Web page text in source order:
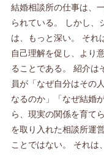
結婚相談所の仕事は、一般に「出会いを提供すること」だと考えられている。 しかし、ショパン・マリアージュが目指すべきものは、もっと深い。 それは、会員の無意識的な恋愛反復を減らし、自己理解を促し、より意識的に人生の伴侶を選べるように支援することである。 紹介はその入口に過ぎない。 本当の価値は、会員が「なぜ自分はその人を好きになるのか」「なぜ関係が苦しくなるのか」「なぜ結婚が近づくと怖くなるのか」を理解しながら、現実の関係を育てられるようになる点にある。 ユング心理学を取り入れた相談所運営は、単に“心理学に詳しい相談所”になることではない。 それは、会員対応の一言一句、プロフィールの一文、お見合いの振り返り、交際中のフォロー、成婚の見極め、そして成婚後の関係維持支援に至るまで、一貫して「人は無意識を抱えながら愛し、選び、怖れ、成長する」という理解を通底させることだ。 本章では、以下の六段階で実務体系を組み立てる。 入会面談 プロフィール設計 お見合い後分析 仮交際支援 真剣交際支援 成婚後フォロー この六つは、単なる業務工程ではない。 それぞれが、会員の無意識の層に異なる形で触れる場面である。 入会面談では“恋愛の原型”が見える。 プロフィールでは“ペルソナ”が現れる。 お見合い後分析では“投影”が動く。 仮交際では“影”が刺激される。 真剣交際では“親密性不安”と“理想の崩れ”が表面化する。 成婚後には“現実生活の中での個性化”が始まる。 つまり結婚相談所の全工程とは、そのままユング心理学的成長過程でもあるのである。 第1章 入会面談 ――婚活の始まりにして、無意識の地図を描く場 入会面談は、会員登録の手続きではない。 それは、その人の恋愛と結婚の構造を知るための最初の扉である。 通常の相談所では、年齢、職業、希望条件、家族構成、婚歴、居住地、喫煙・飲酒、年収などを中心に確認する。もちろんそれらは必要だ。だがショパン・マリアージュに於けるユング恋愛心理学の実務では、それだけでは不十分である。 なぜなら、婚活の成否は、希望条件の適切さだけでは決まらないからだ。 本当に左右するのは、その人がどのような異性像に惹かれやすく、どのような場面で関係を壊しやすく、何を愛と誤認し、何を恐れているのかである。 入会面談の核心は三つある。 第一に、会員が「どんな人を望むか」を聞くこと。 第二に、「なぜその人を望むのか」を聞くこと。 第三に、「その望みがどの過去から来ているのか」を探ること。 ここで重要なのは、問いを深くしすぎて心理カウンセリング化しないことだ。 相談所は治療機関ではない。 しかし同時に、条件確認だけの浅い面談では、後に同じ反復を繰り返す会員を支えきれない。 だからこそ、ショパン・マリアージュの入会面談は、「診断」ではなく「婚活のための自己理解支援」として設計されなければならない。 1. 入会面談の目的 入会面談で明らかにすべきことは、単に条件の幅ではない。 少なくとも次の六点を把握する必要がある。 結婚したい動機 理想の相手像 苦手な相手像 過去の恋愛反復 親密さに対する不安 会員のペルソナと実像の距離 この六点が見えると、その後の紹介戦略も、プロフィール設計も、交際中の助言も、格段に精度が上がる。 2. 実務フロー 入会面談は三層構造で進めるとよい。 第一層 事実確認 年齢、仕事、生活圏、家族構成、結婚歴、希望条件など、相談所運営上の基本情報。 第二層 価値観確認 どういう家庭を望むか、仕事と家庭のバランス、子ども観、生活スタイル、金銭感覚など。 第三層 心理構造確認 どんな人に惹かれてきたか、どこで苦しくなるか、何を求めすぎるか、結婚にどんな怖さがあるか。 ユング的実務は、この第三層を丁寧に扱う点に特徴がある。 3. 面談時の観察ポイント 言葉の内容だけでなく、語り方も重要である。 たとえば、 「優しい人がいいです」と言いながら、過去には冷たい人ばかり選んでいる。 「穏やかな家庭が理想です」と言いながら、刺激的な恋愛にしか反応していない。 「結婚したいです」と言いながら、自由を失う話題になると表情が曇る。 こうしたズレに注意する。 会員の言葉には、意識と無意識の二重奏がある。 カウンセラーは言葉を信じつつ、言葉だけに騙されてはならない。 4. 入会面談での代表的な読み取り類型 類型A 承認追求型 相手から認められることで自分の価値を確認しようとする。 高スペック執着、振り向かない相手への執着、不安定な恋愛に陥りやすい。 類型B 救済型 問題を抱えた相手に惹かれ、自分の価値を“必要とされること”で感じる。 共依存的関係になりやすい。 類型C 理想化型 初期の投影が強く、現実の相手を見る前に運命化する。 急激な高揚と急激な冷却を繰り返しやすい。 類型D 防衛的減点型 傷つく前に相手を切る。 減点方式、完璧主義、瑕疵への過敏さがある。 類型E 自己喪失恐怖型 結婚や親密さが近づくと、自由の喪失や呑み込まれる感覚が強くなる。 真剣交際回避傾向。 類型F ペルソナ過剰型 いい人、できる人、感じのいい人を演じすぎる。 誰と会っても関係が浅く、自分が空っぽになる。 この類型化はラベル貼りのためではない。 その後の支援方針を決めるための仮説である。 5. 入会面談の終わり方 最後に大切なのは、会員に「問題がありますね」と感じさせないことである。 むしろ、婚活の課題が“性格の欠陥”ではなく“自分の愛し方の癖”として理解できるようにする。 たとえば、次のように伝えるとよい。 「これまでのご経験を伺うと、相手を見る目がないというより、安心より少し緊張のある関係に心が動きやすい傾向があるのかもしれません。今後は、条件だけでなく、会った後のご自身の心の静けさも一緒に見ていきましょう」 この一言で、会員は“審査される側”ではなく、“一緒に構造を解きほぐしていく相手”になる。 第2章 プロフィール設計 ――ペルソナを整えつつ、実在の人格をにじませる技術 婚活プロフィールは、単なる紹介文ではない。 それは、その人のペルソナが最初に可視化される場所である。 ユングのいうペルソナとは、社会に向けた役割人格であり、社会生活において必要不可欠な仮面である。婚活プロフィールもまた、一定のペルソナを必要とする。礼儀、誠実さ、安定感、清潔感、真剣さ。これらは不可欠だ。 しかし問題は、ペルソナだけで構成されたプロフィールになると、誰もが“そこそこ感じの良い人”に見え、深い共鳴が起きにくくなることである。 ショパン・マリアージュのプロフィール設計では、ペルソナを整えつつ、その奥にある人格の温度や質感を少しだけ見せることが重要になる。 1. プロフィール設計の目的 プロフィールの目的は三つある。 不必要な誤解を防ぐ 相性の悪い相手を遠ざける 相性の良い相手に「この人は少し違う」と感じてもらう 多くの会員は、プロフィールを“広く好かれるための文章”にしようとする。 だがそれでは、広く浅く刺さるだけで、深く届かない。 ユング的には、「誰にでも好かれる文」より、「この人の空気が分かる文」の方がよい。 2. プロフィールに盛り込むべき要素 ① 社会的信頼性 仕事への姿勢、生活の安定、結婚への真剣度。 ② 時間の質感 休日の過ごし方、好きな空気、落ち着く時間帯。 趣味の羅列ではなく、“どう生きているか”が見える書き方が重要。 ③ 関係観 どんな関係を育てたいか。 「笑顔の絶えない家庭」など抽象語ではなく、「何気ないことを自然に話せる関係」「疲れた時に無理せず寄りかかれる関係」など、生活感のある表現がよい。 ④ 人柄の揺らぎ 少しの不器用さ、静けさ、繊細さ。 完璧すぎないことで、人間味が出る。 3. 類型別プロフィール設計 承認追求型の会員 高く見せすぎると、自分も相手も条件評価モードに入る。 肩書きや優秀さだけでなく、“安心感のある人柄”が伝わるよう修正する。 救済型の会員 「人を支えるのが好きです」ばかりが前面に出ると、依存的相手を呼び込みやすい。 自分も支えられることを受け取れる人格であることを示す。 理想化型の会員 美文調・運命志向が強くなりすぎると、現実より幻想を呼び込みやすい。 地に足のついた生活観を足す。 ペルソナ過剰型の会員 感じのよさは十分なので、少しだけ「その人らしい弱さ」や「本音に近い価値観」を加える。 4. 写真選定もユング的実務の一部である 写真は、言葉より早くアニマ／アニムス投影を引き起こす。 だからこそ、“盛りすぎた理想像”を作らないことが重要である。 柔らかさ、清潔感、誠実さは